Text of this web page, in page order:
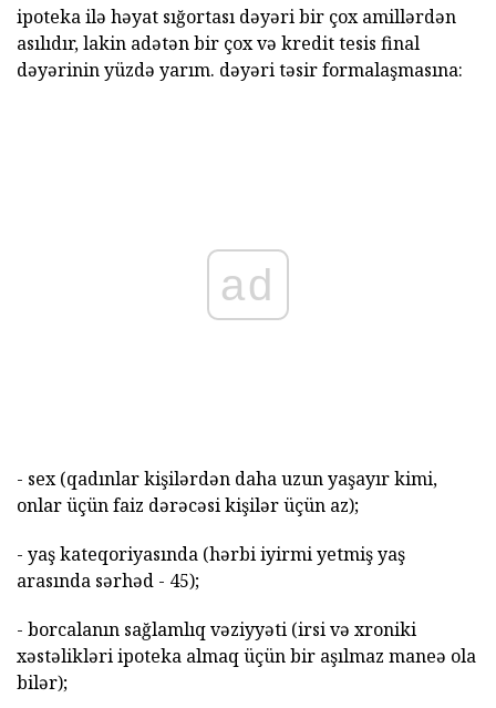
ipoteka ilə həyat sığortası dəyəri bir çox amillərdən
asılıdır, lakin adətən bir çox və kredit tesis final
dəyərinin yüzdə yarım. dəyəri təsir formalaşmasına:
ad
- sex (qadınlar kişilərdən daha uzun yaşayır kimi,
onlar üçün faiz dərəcəsi kişilər üçün az);
- yaş kateqoriyasında (hərbi iyirmi yetmiş yaş
arasında sərhəd - 45);
- borcalanın sağlamlıq vəziyyəti (irsi və xroniki
xəstəlikləri ipoteka almaq üçün bir aşılmaz maneə ola
bilər);